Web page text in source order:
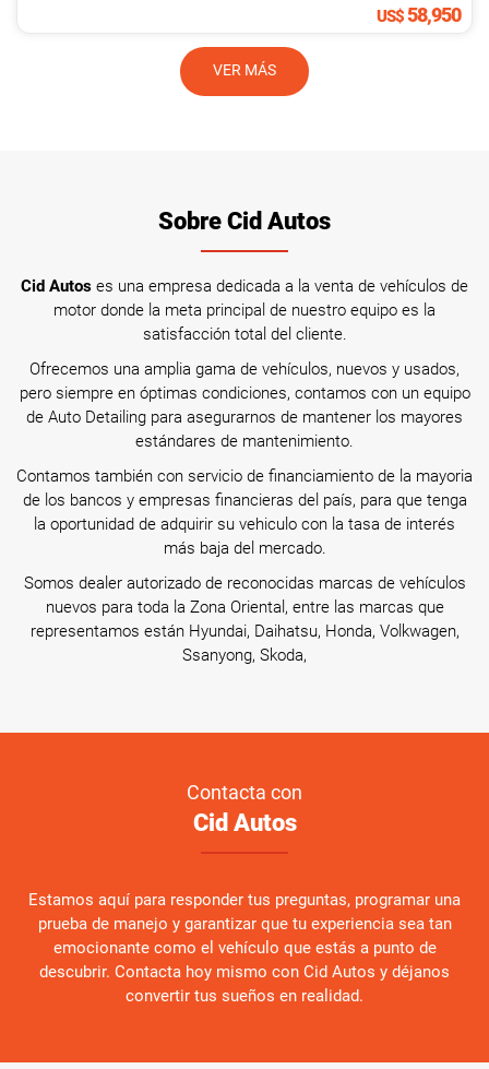
US$58,950
VER MÁS
Sobre Cid Autos
Cid Autos es una empresa dedicada a la venta de vehículos de
motor donde la meta principal de nuestro equipo es la
satisfacción total del cliente.
Ofrecemos una amplia gama de vehículos, nuevos y usados,
pero siempre en óptimas condiciones, contamos con un equipo
de Auto Detailing para asegurarnos de mantener los mayores
estándares de mantenimiento.
Contamos también con servicio de financiamiento de la mayoria
de los bancos y empresas financieras del país, para que tenga
la oportunidad de adquirir su vehiculo con la tasa de interés
más baja del mercado.
Somos dealer autorizado de reconocidas marcas de vehículos
nuevos para toda la Zona Oriental, entre las marcas que
representamos están Hyundai, Daihatsu, Honda, Volkwagen,
Ssanyong, Skoda,
Contacta con
Cid Autos
Estamos aquí para responder tus preguntas, programar una
prueba de manejo y garantizar que tu experiencia sea tan
emocionante como el vehículo que estás a punto de
descubrir. Contacta hoy mismo con Cid Autos y déjanos
convertir tus sueños en realidad.